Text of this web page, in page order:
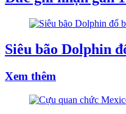
Siêu bão Dolphin
Xem thêm